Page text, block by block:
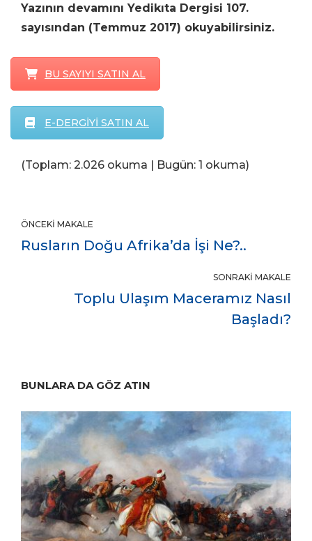
Yazının devamını Yedikıta Dergisi 107.
sayısından (Temmuz 2017) okuyabilirsiniz.
BU SAYIYI SATIN AL
E-DERGİYİ SATIN AL
(Toplam: 2.026 okuma | Bugün: 1 okuma)
ÖNCEKI MAKALE
Rusların Doğu Afrika’da İşi Ne?..
SONRAKI MAKALE
Toplu Ulaşım Maceramız Nasıl
Başladı?
BUNLARA DA GÖZ ATIN